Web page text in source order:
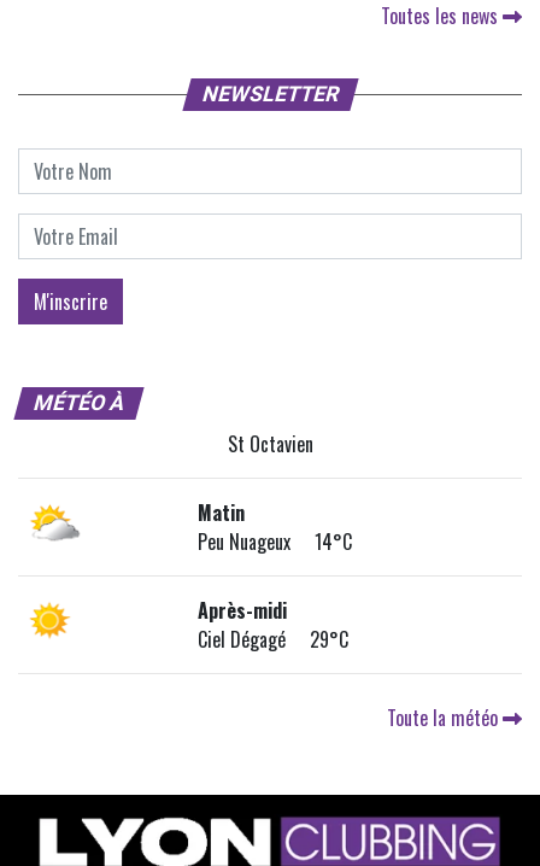
Toutes les news
NEWSLETTER
MÉTÉO À
St Octavien
Matin
Peu Nuageux 14°C
Après-midi
Ciel Dégagé 29°C
Toute la météo